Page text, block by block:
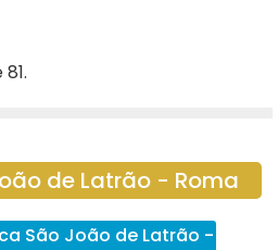
de Latrão - Roma
São João de Latrão -